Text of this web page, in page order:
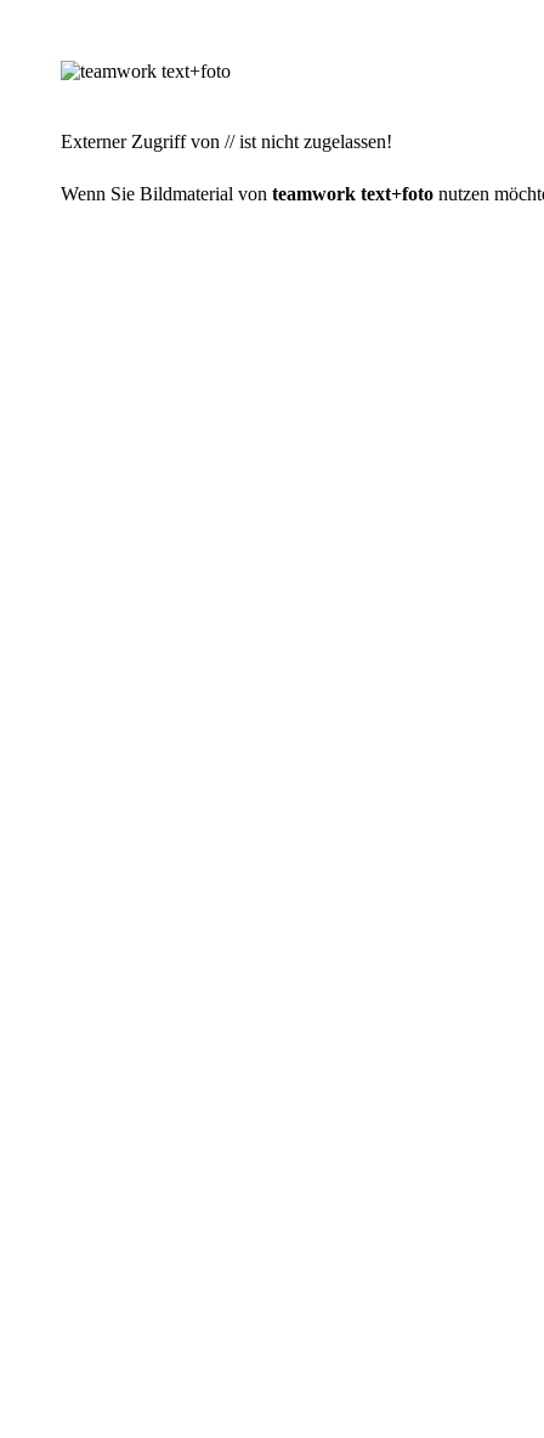
Externer Zugriff von // ist nicht zugelassen!
Wenn Sie Bildmaterial von teamwork text+foto nutzen